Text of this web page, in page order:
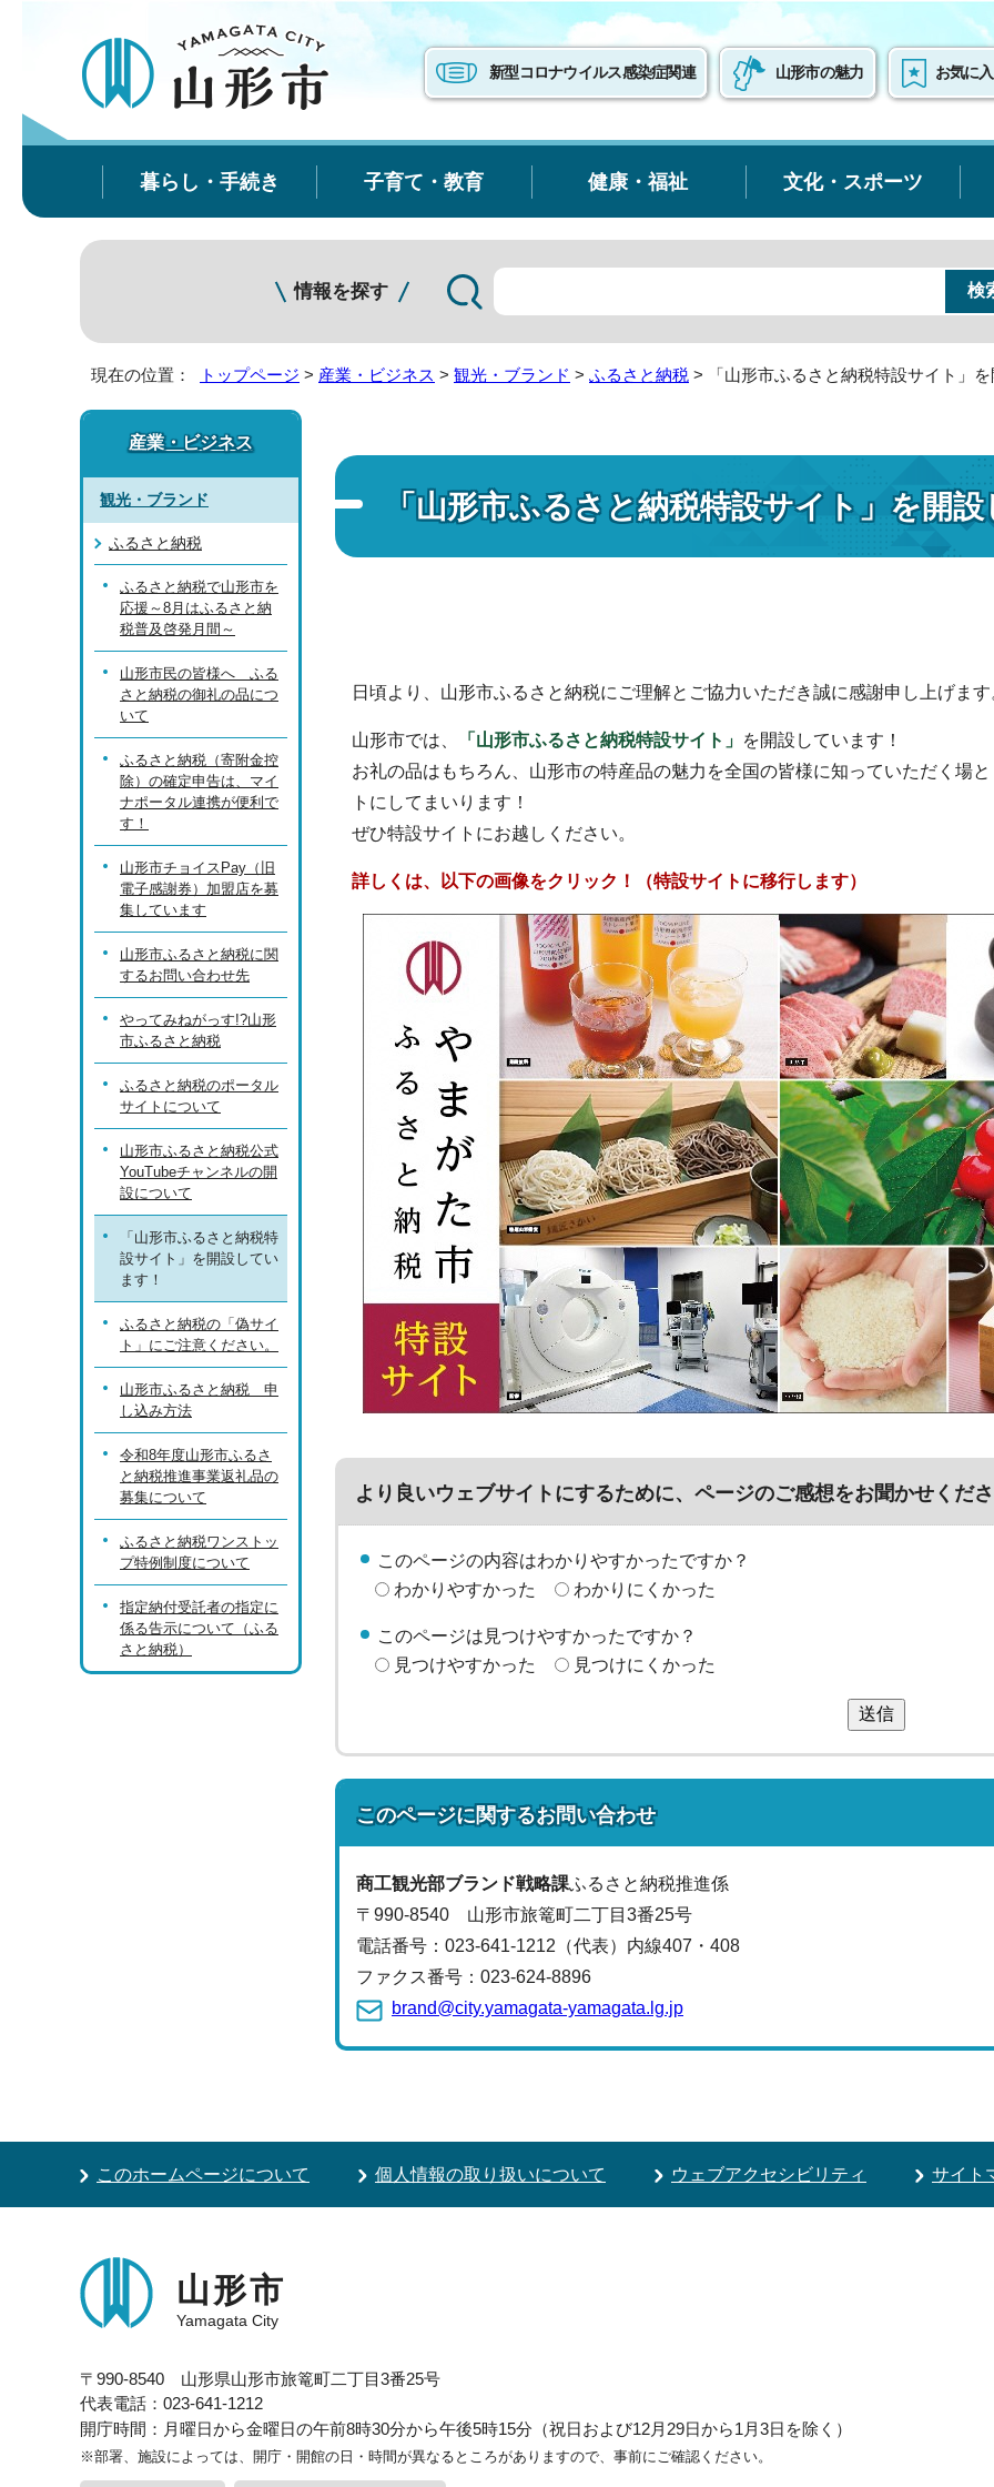
新型コロナウイルス感染症関連 山形市の魅力 お気に
暮らし・手続き 子育て・教育 健康・福祉 文化・スポーツ
情報を探す
現在の位置： トップページ > 産業・ビジネス > 観光・ブランド > ふるさと納税 > 「山形市ふるさと納税特設サイト」
「山形市ふるさと納税特設サイト」を開
日頃より、山形市ふるさと納税にご理解とご協力いただき誠に感謝申し上げます
山形市では、 「山形市ふるさと納税特設サイト」 を開設しています！
お礼の品はもちろん、山形市の特産品の魅力を全国の皆様に知っていただく場
トにしてまいります！
ぜひ特設サイトにお越しください。
詳しくは、以下の画像をクリック！（特設サイトに移行します）
より良いウェブサイトにするために、ページのご感想をお聞かせくだ
このページの内容はわかりやすかったですか？
わかりやすかった
わかりにくかった
このページは見つけやすかったですか？
見つけやすかった
見つけにくかった
送信
このページに関するお問い合わせ
商工観光部ブランド戦略課ふるさと納税推進係
〒990-8540 山形市旅篭町二丁目3番25号
電話番号： 023-641-1212（代表） 内線407・408
ファクス番号：023-624-8896
brand@city.yamagata-yamagata.lg.jp
産業・ビジネス
観光・ブランド
ふるさと納税
ふるさと納税で山形市を
応援～8月はふるさと納
税普及啓発月間～
山形市民の皆様へ ふる
さと納税の御礼の品につ
いて
ふるさと納税（寄附金控
除）の確定申告は、マイ
ナポータル連携が便利で
す！
山形市チョイスPay（旧
電子感謝券）加盟店を募
集しています
山形市ふるさと納税に関
するお問い合わせ先
やってみねがっす!?山形
市ふるさと納税
ふるさと納税のポータル
サイトについて
山形市ふるさと納税公式
YouTubeチャンネルの開
設について
「山形市ふるさと納税特
設サイト」を開設してい
ます！
ふるさと納税の「偽サイ
ト」にご注意ください。
山形市ふるさと納税 申
し込み方法
令和8年度山形市ふるさ
と納税推進事業返礼品の
募集について
ふるさと納税ワンストッ
プ特例制度について
指定納付受託者の指定に
係る告示について（ふる
さと納税）
このホームページについて 個人情報の取り扱いについて ウェブアクセシビリティ サイト
山形市
Yamagata City
〒990-8540 山形県山形市旅篭町二丁目3番25号
代表電話：023-641-1212
開庁時間：月曜日から金曜日の午前8時30分から午後5時15分（祝日および12月29日から1月3日を除く）
※部署、施設によっては、開庁・開館の日・時間が異なるところがありますので、事前にご確認ください。